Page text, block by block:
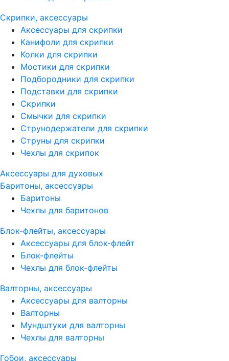
Скрипки, аксессуары
Аксессуары для скрипки
Канифоли для скрипки
Колки для скрипки
Мостики для скрипки
Подбородники для скрипки
Подставки для скрипки
Скрипки
Смычки для скрипки
Струнодержатели для скрипки
Струны для скрипки
Чехлы для скрипок
Аксессуары для духовых
Баритоны, аксессуары
Баритоны
Чехлы для баритонов
Блок-флейты, аксессуары
Аксессуары для блок-флейт
Блок-флейты
Чехлы для блок-флейты
Валторны, аксессуары
Аксессуары для валторны
Валторны
Мундштуки для валторны
Чехлы для валторны
Гобои, аксессуары